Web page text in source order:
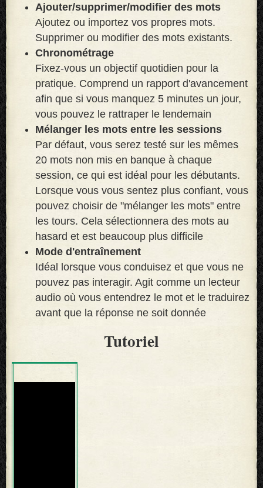
Ajouter/supprimer/modifier des mots
Ajoutez ou importez vos propres mots.
Supprimer ou modifier des mots existants.
Chronométrage
Fixez-vous un objectif quotidien pour la
pratique. Comprend un rapport d'avancement
afin que si vous manquez 5 minutes un jour,
vous pouvez le rattraper le lendemain
Mélanger les mots entre les sessions
Par défaut, vous serez testé sur les mêmes
20 mots non mis en banque à chaque
session, ce qui est idéal pour les débutants.
Lorsque vous vous sentez plus confiant, vous
pouvez choisir de "mélanger les mots" entre
les tours. Cela sélectionnera des mots au
hasard et est beaucoup plus difficile
Mode d'entraînement
Idéal lorsque vous conduisez et que vous ne
pouvez pas interagir. Agit comme un lecteur
audio où vous entendrez le mot et le traduirez
avant que la réponse ne soit donnée
Tutoriel